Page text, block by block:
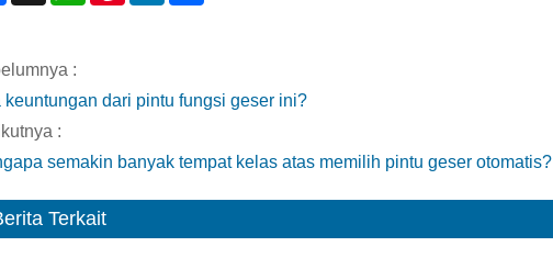
:
keuntungan dari pintu fungsi geser ini?
:
semakin banyak tempat kelas atas memilih pintu geser otomatis?
Terkait